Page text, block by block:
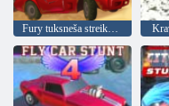
Fury tuksneša streika ceļš